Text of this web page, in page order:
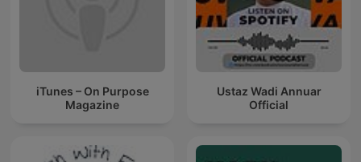
iTunes – On Purpose
Magazine
Ustaz Wadi Annuar
Official